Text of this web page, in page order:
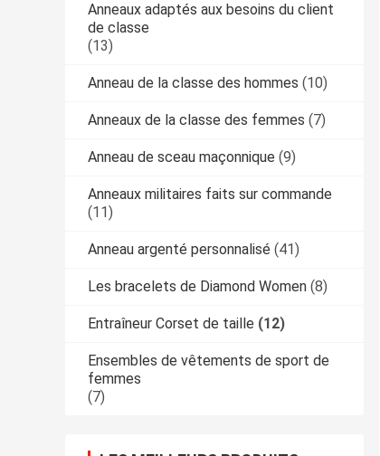
Anneaux adaptés aux besoins du client
de classe
(13)
Anneau de la classe des hommes (10)
Anneaux de la classe des femmes (7)
Anneau de sceau maçonnique (9)
Anneaux militaires faits sur commande
(11)
Anneau argenté personnalisé (41)
Les bracelets de Diamond Women (8)
Entraîneur Corset de taille (12)
Ensembles de vêtements de sport de
femmes
(7)